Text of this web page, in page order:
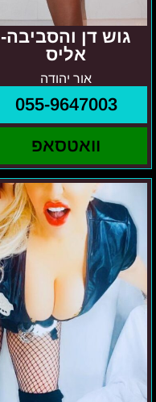
גוש דן והסביבה-
אליס
אור יהודה
055-9647003
וואטסאפ
תל
אביב
–
סבטלנה